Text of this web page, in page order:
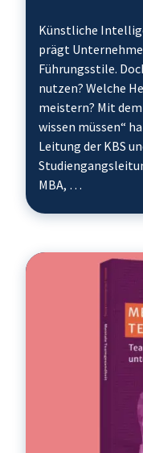
Künstliche
prägt
Führungsstile.
nutzen? Welche
meistern? Mit
wissen müssen“
Leitung der KBS
MBA, …